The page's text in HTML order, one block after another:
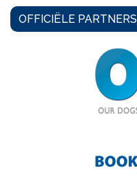
OFFICIËLE PARTNERS